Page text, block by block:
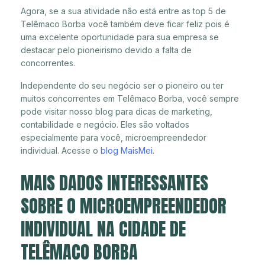
Agora, se a sua atividade não está entre as top 5 de
Telêmaco Borba você também deve ficar feliz pois é
uma excelente oportunidade para sua empresa se
destacar pelo pioneirismo devido a falta de
concorrentes.
Independente do seu negócio ser o pioneiro ou ter
muitos concorrentes em Telêmaco Borba, você sempre
pode visitar nosso blog para dicas de marketing,
contabilidade e negócio. Eles são voltados
especialmente para você, microempreendedor
individual. Acesse o blog MaisMei.
MAIS DADOS INTERESSANTES
SOBRE O MICROEMPREENDEDOR
INDIVIDUAL NA CIDADE DE
TELÊMACO BORBA